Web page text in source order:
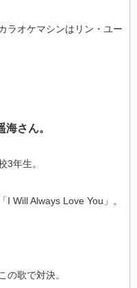
ラオケマシンはリン・ユー
さん。
3年生。
Will Always Love You」。
の歌で対決。